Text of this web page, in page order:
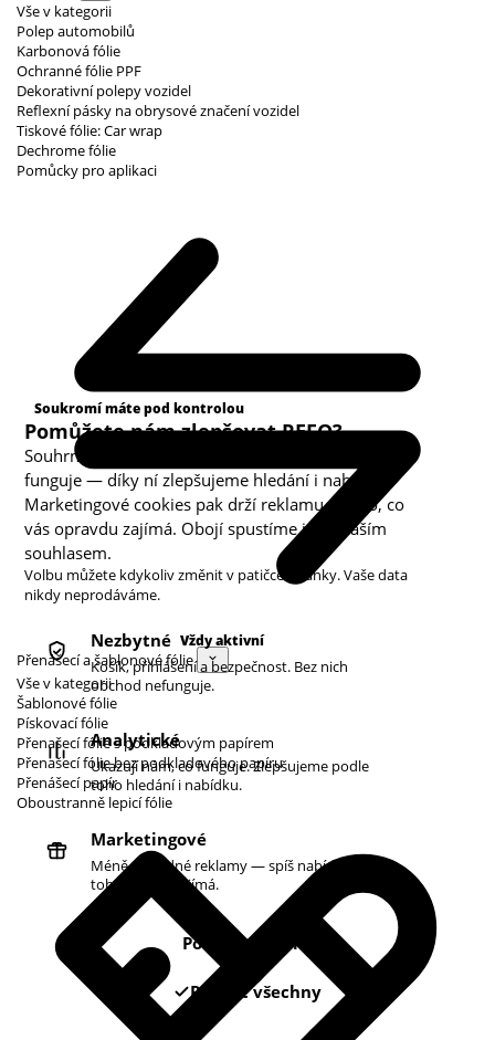
Vše v kategorii
Polep automobilů
Karbonová fólie
Ochranné fólie PPF
Dekorativní polepy vozidel
Reflexní pásky na obrysové značení vozidel
Tiskové fólie: Car wrap
Dechrome fólie
Pomůcky pro aplikaci
Přenášecí a šablonové fólie
Vše v kategorii
Šablonové fólie
Pískovací fólie
Přenašecí fólie s podkladovým papírem
Přenašecí fólie bez podkladového papíru
Přenášecí papír
Oboustranně lepicí fólie
Soukromí máte pod kontrolou
Pomůžete nám zlepšovat REFO?
Souhrnná analytika nám ukazuje, co v obchodě
funguje — díky ní zlepšujeme hledání i nabídku.
Marketingové cookies pak drží reklamu u toho, co
vás opravdu zajímá. Obojí spustíme jen s vaším
souhlasem.
Volbu můžete kdykoliv změnit v patičce stránky. Vaše data
nikdy neprodáváme.
Kategorie cookies
Nezbytné Vždy aktivní
Košík, přihlášení a bezpečnost. Bez nich
obchod nefunguje.
Analytické
Ukazují nám, co funguje. Zlepšujeme podle
toho hledání i nabídku.
Marketingové
Méně náhodné reklamy — spíš nabídky podle
toho, co vás zajímá.
Pouze nezbytné
Povolit všechny